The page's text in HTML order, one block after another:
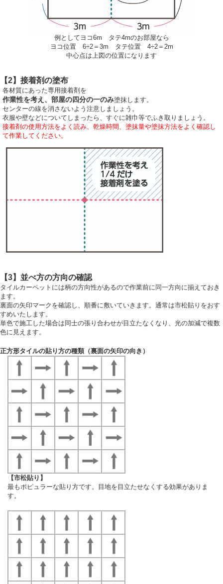
例としてヨコ6m タテ4mのお部屋なら
ヨコ位置 6÷2＝3m タテ位置 4÷2＝2m
中心点は上図の位置になります
【2】接着剤の塗布
各材質にあった専用接着剤を
作業性を考え、部屋の四分の一のみ塗抹します。
センターの線を消さないよう注意しましょう。
衣服や壁などについてしまったら、すぐに雑巾等でふき取りましょう。
接着剤の使用方法をよく読み、乾燥時間、塗抹量や塗抹方法をよく確認し
て作業してください。
【3】並べ方の方向の確認
タイルカーペットには柄の方向性があるので作業前に同一方向に揃えておき
ます。
裏面の矢印マークを確認し、順番に敷いていきます。通常は市松貼りをおす
すめいたします。
単色で施工した場合は同士の張り合わせが目立たなくなり、光の加減で複数
色に見えます。
正方形タイルの貼り方の種類（裏面の矢印の向き）
【市松貼り】
最もポピュラーな貼り方です。目地を目立たせなくする効果がありま
す。